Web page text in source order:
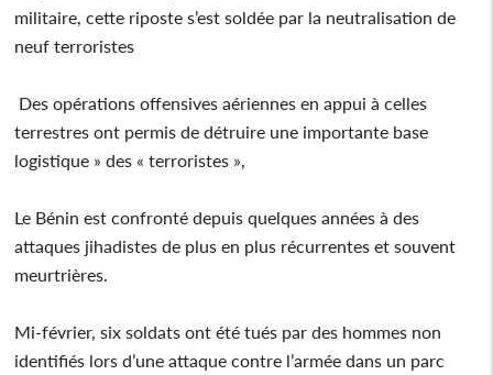
militaire, cette riposte s’est soldée par la neutralisation de
neuf terroristes
Des opérations offensives aériennes en appui à celles
terrestres ont permis de détruire une importante base
logistique » des « terroristes »,
Le Bénin est confronté depuis quelques années à des
attaques jihadistes de plus en plus récurrentes et souvent
meurtrières.
Mi-février, six soldats ont été tués par des hommes non
identifiés lors d’une attaque contre l’armée dans un parc